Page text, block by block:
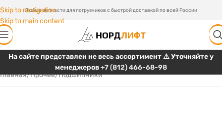
Skip to navigation
Skip to main content
Любые запчасти для погрузчиков с быстрой доставкой по всей России
На сайте представлен не весь ассортимент ⚠️ Уточняйте у
менеджеров+7 (812) 466-68-98
Главная/Прочее/Подшипники